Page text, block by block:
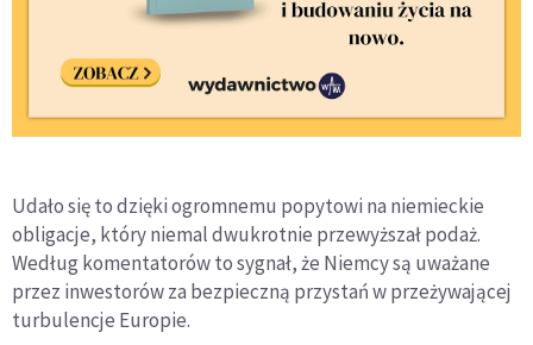
Udało się to dzięki ogromnemu popytowi na niemieckie
obligacje, który niemal dwukrotnie przewyższał podaż.
Według komentatorów to sygnał, że Niemcy są uważane
przez inwestorów za bezpieczną przystań w przeżywającej
turbulencje Europie.